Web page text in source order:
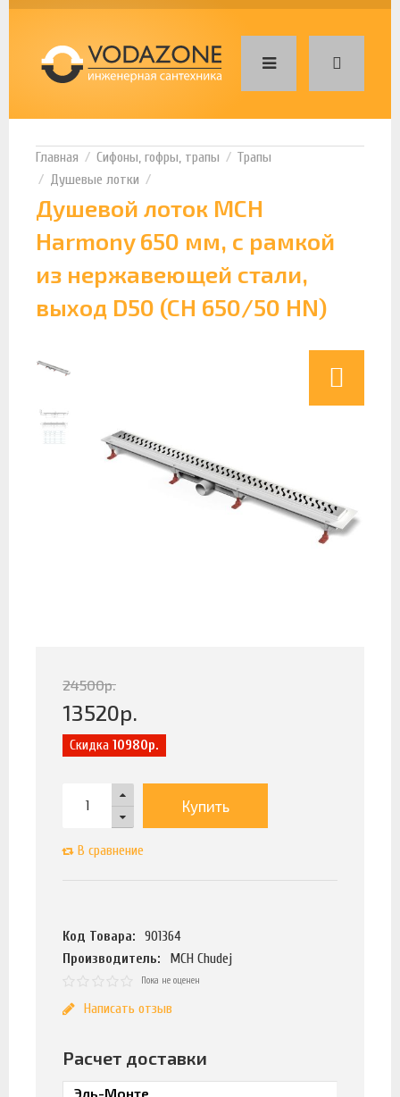
Сифоны, гофры, трапы
Трапы
Душевые лотки
Душевой лоток MCH
Harmony 650 мм, с рамкой
из нержавеющей стали,
выход D50 (CH 650/50 HN)
24500р.
13520р.
Скидка 10980р.
Купить
В сравнение
Код Товара:
901364
Производитель:
MCH Chudej
Пока не оценен
Написать отзыв
Расчет доставки